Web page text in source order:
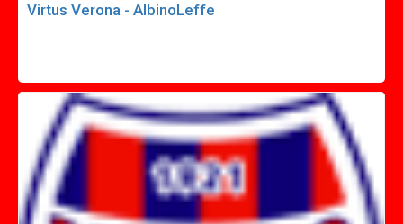
Virtus Verona - AlbinoLeffe